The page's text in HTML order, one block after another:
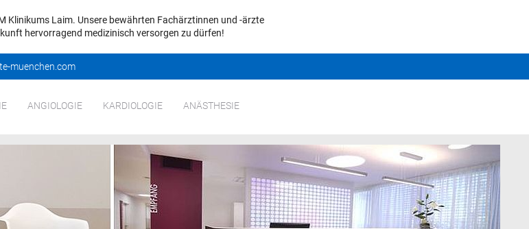
Klinikums Laim. Unsere bewährten Fachärztinnen und -ärzte
hervorragend medizinisch versorgen zu dürfen!
muenchen.com
ANGIOLOGIE KARDIOLOGIE ANÄSTHESIE